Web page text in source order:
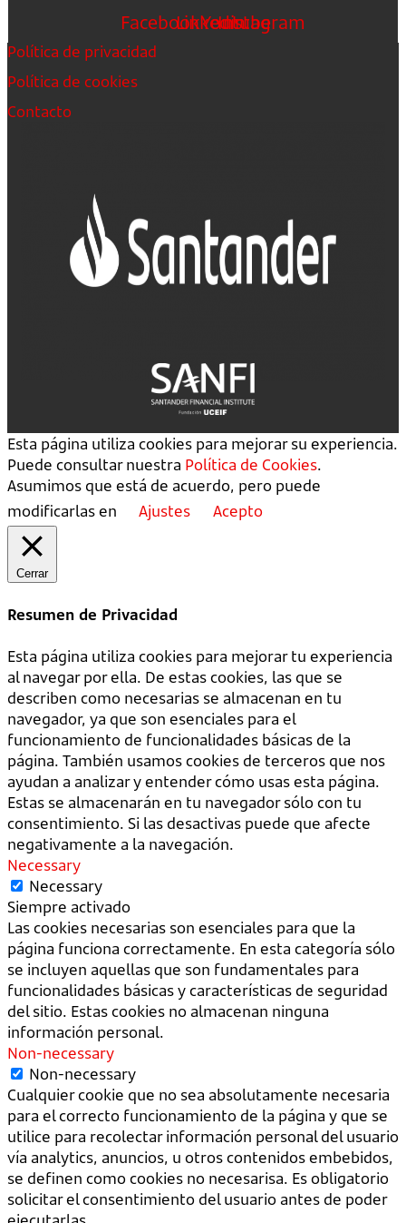
FacebookLinkedin
Youtube
Instagram
Política de privacidad
Política de cookies
Contacto
Esta página utiliza cookies para mejorar su experiencia.
Puede consultar nuestra Política de Cookies.
Asumimos que está de acuerdo, pero puede
modificarlas en
Ajustes Acepto
Cerrar
Resumen de Privacidad
Esta página utiliza cookies para mejorar tu experiencia
al navegar por ella. De estas cookies, las que se
describen como necesarias se almacenan en tu
navegador, ya que son esenciales para el
funcionamiento de funcionalidades básicas de la
página. También usamos cookies de terceros que nos
ayudan a analizar y entender cómo usas esta página.
Estas se almacenarán en tu navegador sólo con tu
consentimiento. Si las desactivas puede que afecte
negativamente a la navegación.
Necessary
Necessary
Siempre activado
Las cookies necesarias son esenciales para que la
página funciona correctamente. En esta categoría sólo
se incluyen aquellas que son fundamentales para
funcionalidades básicas y características de seguridad
del sitio. Estas cookies no almacenan ninguna
información personal.
Non-necessary
Non-necessary
Cualquier cookie que no sea absolutamente necesaria
para el correcto funcionamiento de la página y que se
utilice para recolectar información personal del usuario
vía analytics, anuncios, u otros contenidos embebidos,
se definen como cookies no necesarisa. Es obligatorio
solicitar el consentimiento del usuario antes de poder